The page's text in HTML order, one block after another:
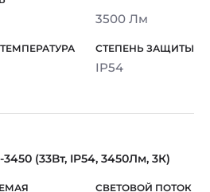
3500 Лм
IP54
(33Вт, IP54, 3450Лм, 3К)